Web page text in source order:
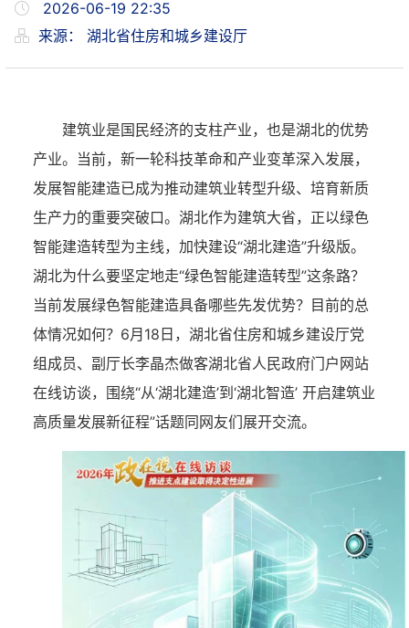
2026-06-19 22:35
来源： 湖北省住房和城乡建设厅
建筑业是国民经济的支柱产业，也是湖北的优势
产业。当前，新一轮科技革命和产业变革深入发展，
发展智能建造已成为推动建筑业转型升级、培育新质
生产力的重要突破口。湖北作为建筑大省，正以绿色
智能建造转型为主线，加快建设“湖北建造”升级版。
湖北为什么要坚定地走“绿色智能建造转型”这条路？
当前发展绿色智能建造具备哪些先发优势？目前的总
体情况如何？6月18日，湖北省住房和城乡建设厅党
组成员、副厅长李晶杰做客湖北省人民政府门户网站
在线访谈，围绕“从‘湖北建造’到‘湖北智造’ 开启建筑业
高质量发展新征程”话题同网友们展开交流。